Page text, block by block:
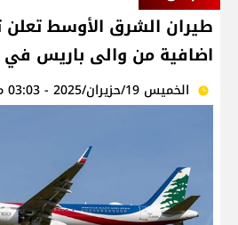
طيران الشرق الأوسط تعلن
اضافية من والى باريس في 23 حزيران
الخميس 19/حزيران/2025 - 03:03 م